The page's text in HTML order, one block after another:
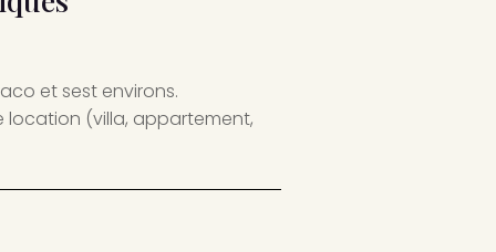
et sest environs.
location (villa, appartement,